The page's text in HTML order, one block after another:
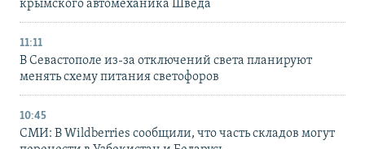
крымского автомеханика Шведа
11:11
В Севастополе из-за отключений света планируют
менять схему питания светофоров
10:45
СМИ: В Wildberries сообщили, что часть складов могут